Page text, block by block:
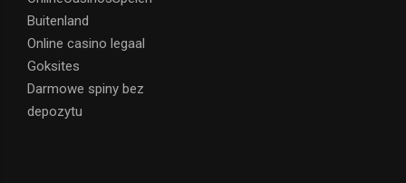
Buitenland
Online casino legaal
Goksites
Darmowe spiny bez
depozytu